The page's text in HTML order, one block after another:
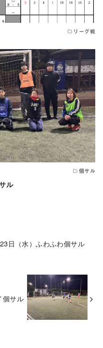
リーグ戦
個サル
ル
日（水）ふわふわ個サル
個サル